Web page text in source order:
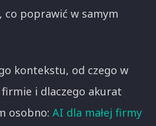
co poprawić w samym
kontekstu, od czego w
firmie i dlaczego akurat
osobno: AI dla małej firmy